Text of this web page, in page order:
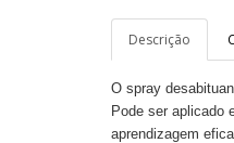
Descrição
O spray
Pode ser aplicado
aprendizagem